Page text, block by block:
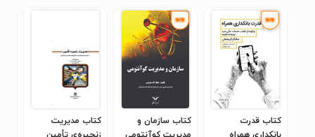
کتاب قدرت
کتاب سازمان و
کتاب مدیریت